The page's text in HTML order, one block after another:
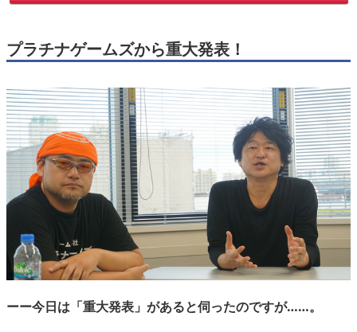
プラチナゲームズから重大発表！
ーー今日は「重大発表」があると伺ったのですが……。